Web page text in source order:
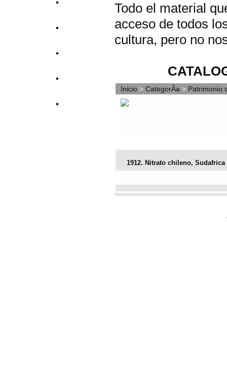
Todo el material
acceso de todos
cultura, pero no
Inicio > CategorÃ­a > Patrimonio
1912. Nitrato chileno, Sudafrica